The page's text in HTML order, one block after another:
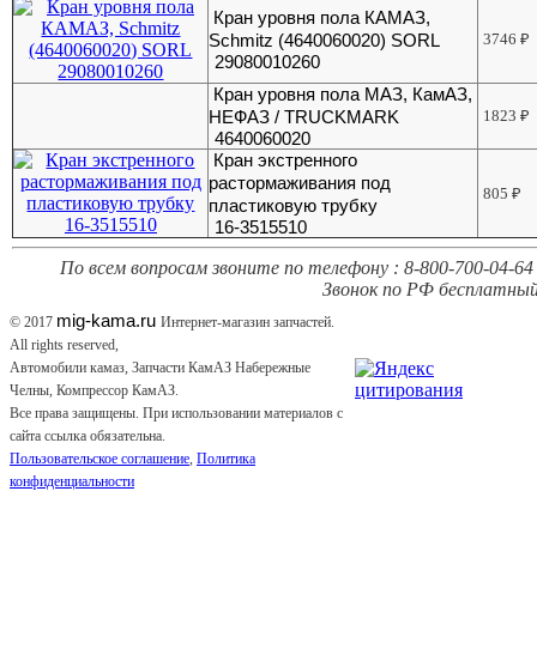
Кран уровня пола КАМАЗ,
Schmitz (4640060020) SORL
29080010260
3746₽
Кран уровня пола МАЗ, КамАЗ,
НЕФАЗ / TRUCKMARK
4640060020
1823₽
Кран экстренного
растормаживания под
пластиковую трубку
16-3515510
805₽
По всем вопросам звоните по телефону : 8-800-700-04-64
Звонок по РФ
© 2017 mig-kama.ru Интернет-магазин запчастей.
All rights reserved,
Автомобили камаз, Запчасти КамАЗ Набережные
Челны, Компрессор КамАЗ.
Все права защищены. При использовании материалов с
сайта ссылка обязательна.
Пользовательское соглашение, Политика
конфиденциальности